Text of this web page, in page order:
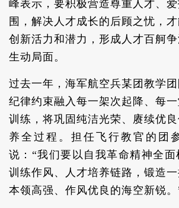
峰表示，要积极营造尊重人才、
围，解决人才成长的后顾之忧，
创新活力和潜力，形成人才百舸
生动局面。
过去一年，海军航空兵某团教学团
纪律约束融入每一架次起降、每
训练，将巩固纯洁光荣、赓续优
养全过程。担任飞行教官的团
说：“我们要以自我革命精神全面
训练作风、人才培养链路，锻造一
本领高强、作风优良的海空新锐。